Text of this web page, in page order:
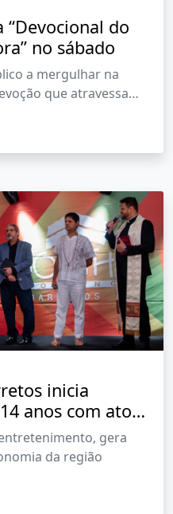
“Devocional do
no sábado
a mergulhar na
que atravessa
inicia
anos com ato
gera
da região